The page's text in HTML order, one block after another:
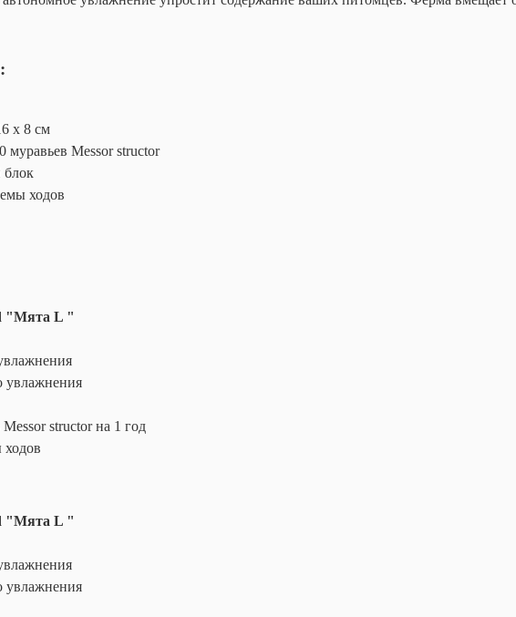
х 8 см
муравьев Messor structor
блок
ходов
"Мята L "
увлажнения
structor на 1 год
ходов
"Мята L "
увлажнения